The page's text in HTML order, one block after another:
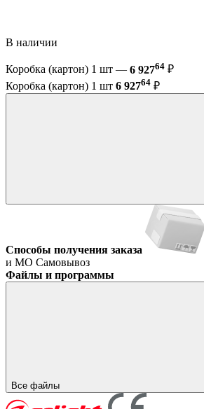
В наличии
Коробка (картон) 1 шт — 6 92764 ₽
Коробка (картон) 1 шт 6 92764 ₽
Способы получения заказа
и МО Самовывоз
Файлы и программы
Все файлы